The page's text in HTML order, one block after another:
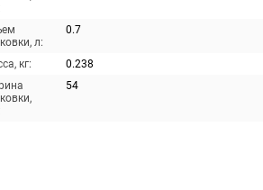
л:
0.7
кг:
0.238
54